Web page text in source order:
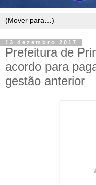
13 dezembro 2017
Prefeitura de
acordo para
gestão anterior